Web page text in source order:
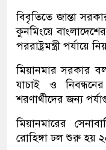
বিবৃতিতে জান্তা
কুনমিংয়ে
পররাষ্ট্রমন্ত্রী পর্যায়ে
মিয়ানমার সরকার
যাচাই ও
শরণার্থীদের জন্য
মিয়ানমারের
রোহিঙ্গা ঢল শুরু হয়